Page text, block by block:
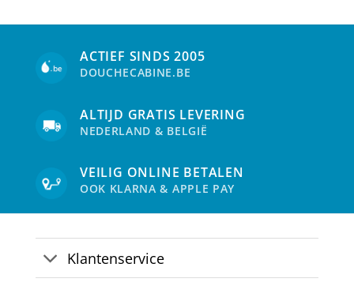
gekozen
worden
de
productpagina
ACTIEF SINDS 2005
DOUCHECABINE.BE
ALTIJD GRATIS LEVERING
NEDERLAND & BELGIË
VEILIG ONLINE BETALEN
OOK KLARNA & APPLE PAY
Klantenservice